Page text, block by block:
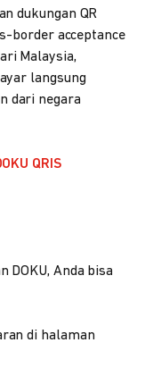
dukungan QR
border acceptance
Malaysia,
langsung
dari negara
QRIS
DOKU, Anda bisa
di halaman